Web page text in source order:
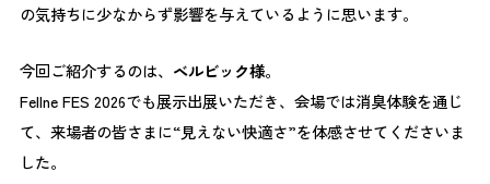
の気持ちに少なからず影響を与えているように思います。
今回ご紹介するのは、 ベルビック様。
Fellne FES 2026でも展示出展いただき、会場では消臭体験を通じ
て、来場者の皆さまに“見えない快適さ”を体感させてくださいま
した。